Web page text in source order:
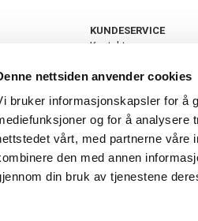
nettsiden anvender cookies
bruker informasjonskapsler for å
og for å analysere
vårt, med partnerne våre
den med annen
din bruk av tjenestene
KUNDESERVICE
Kontakt oss
Retur og bytte
Personvern
Frakt og levering
Ledige stillinger
FAQ - Ofte stilte
Åpenhetsloven